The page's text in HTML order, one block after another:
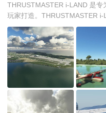
THRUSTMASTER i-LAND 是
玩家打造。THRUSTMASTER i-